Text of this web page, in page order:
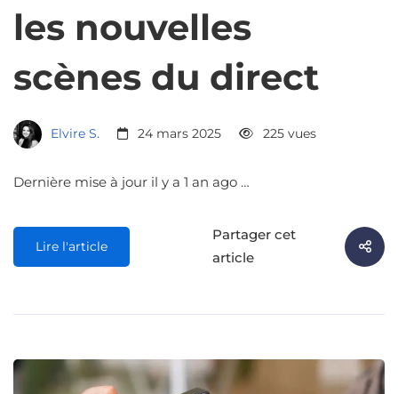
les nouvelles
scènes du direct
Elvire S. 24 mars 2025 225 vues
Dernière mise à jour il y a 1 an ago …
Lire l'article
Partager cet
article